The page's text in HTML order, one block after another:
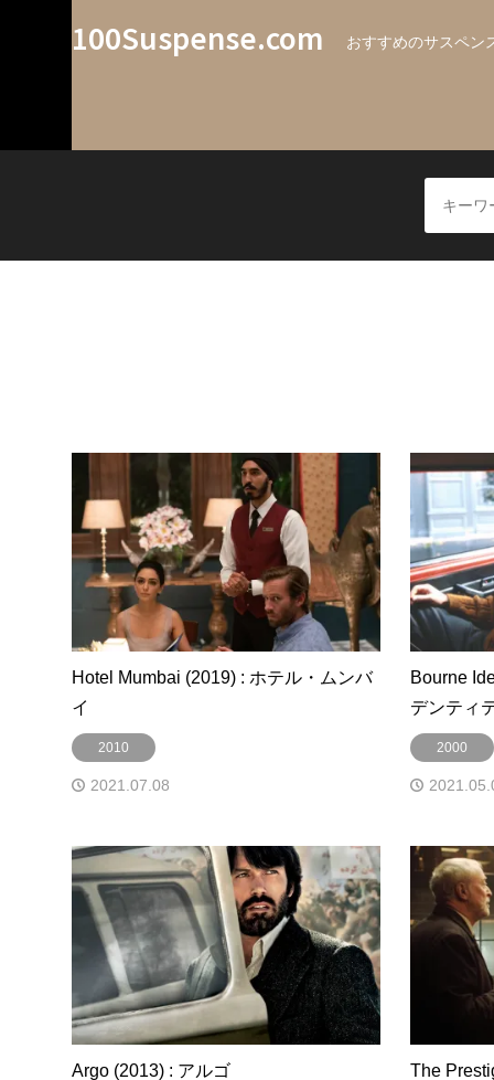
100Suspense.com おすすめのサスペン
Hotel Mumbai (2019) : ホテル・ムンバ
イ
2010
2021.07.08
Bourne
デンティ
2000
Argo (2013) : アルゴ The